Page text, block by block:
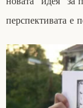
перспективата е